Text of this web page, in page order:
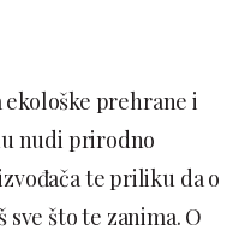
prehrane i
nudi prirodno
te priliku da o
što te zanima. O